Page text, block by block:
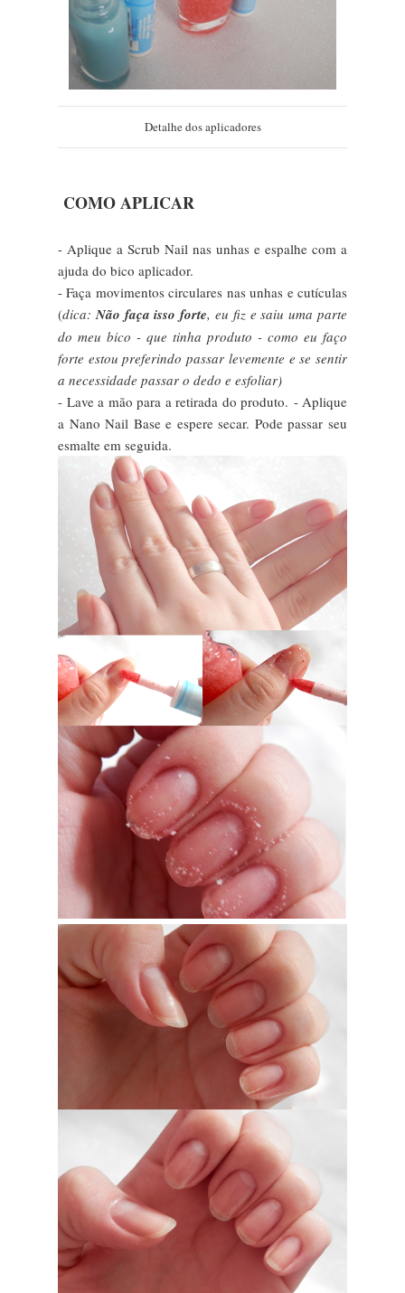
Detalhe dos aplicadores
COMO APLICAR
- Aplique a Scrub Nail nas unhas e espalhe com a
ajuda do bico aplicador.
- Faça movimentos circulares nas unhas e cutículas
(dica: Não faça isso forte, eu fiz e saiu uma parte
do meu bico - que tinha produto - como eu faço
forte estou preferindo passar levemente e se sentir
a necessidade passar o dedo e esfoliar)
- Lave a mão para a retirada do produto. - Aplique
a Nano Nail Base e espere secar. Pode passar seu
esmalte em seguida.